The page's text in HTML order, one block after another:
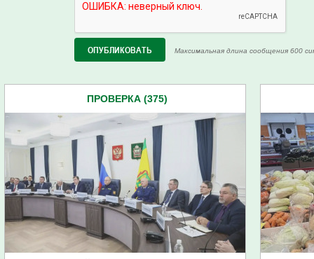
Максимальная длина сообщения 600
ПРОВЕРКА (375)